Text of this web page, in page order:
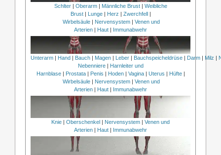
Schlter| Oberarm| Männliche Brust| Weibliche
Brust| Lunge| Herz | Zwerchfell|
Wirbelsäule | Nervensystem | Venen und
Arterien | Haut | Immunabwehr
Unterarm | Hand | Bauch | Magen | Leber | Bauchspeicheldrüse | Darm | Milz |
Nebenniere| Harnleiter und
Harnblase| Prostata| Penis | Hoden| Vagina| Uterus | Hüfte|
Wirbelsäule | Nervensystem | Venen und
Arterien | Haut | Immunabwehr
Knie | Oberschenkel | Nervensystem | Venen und
Arterien | Haut | Immunabwehr